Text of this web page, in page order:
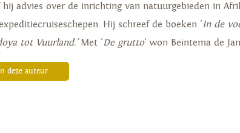
advies over de inrichting van natuurgebieden in
Hij schreef de boeken 'In de
tot Vuurland.'Met 'De grutto' won Beintema de
deze auteur